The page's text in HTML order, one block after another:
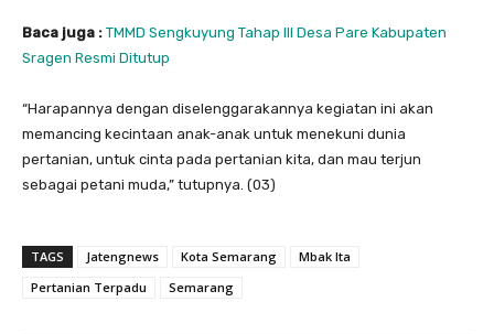
Baca juga : TMMD Sengkuyung Tahap III Desa Pare Kabupaten
Sragen Resmi Ditutup
“Harapannya dengan diselenggarakannya kegiatan ini akan
memancing kecintaan anak-anak untuk menekuni dunia
pertanian, untuk cinta pada pertanian kita, dan mau terjun
sebagai petani muda,” tutupnya. (03)
TAGS Jatengnews Kota Semarang
Mbak Ita
Pertanian Terpadu
Semarang